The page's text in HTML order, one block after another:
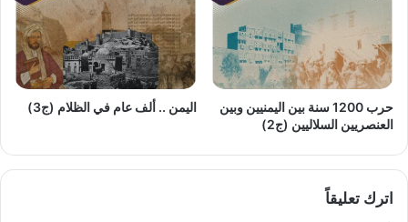
حرب 1200 سنة بين اليمنيين وبين
العنصريين السلاليين (ج2)
اليمن .. ألف عام في الظلام (ج3)
اترك تعليقاً